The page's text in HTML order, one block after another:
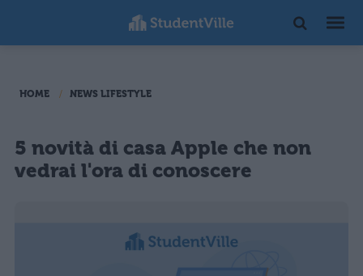
HOME NEWS LIFESTYLE
5 novità di casa Apple che non
vedrai l'ora di conoscere